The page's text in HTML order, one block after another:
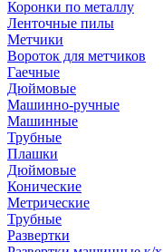
Коронки по металлу
Ленточные пилы
Метчики
Вороток для метчиков
Гаечные
Дюймовые
Машинно-ручные
Машинные
Трубные
Плашки
Дюймовые
Конические
Метрические
Трубные
Развертки